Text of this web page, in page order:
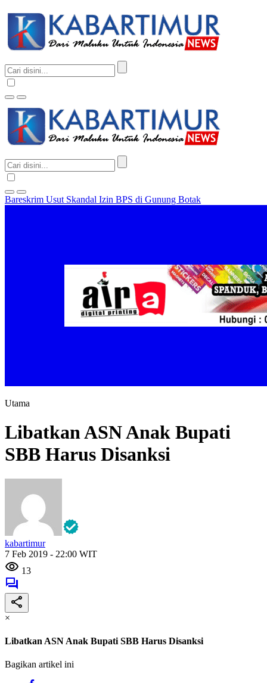
Bareskrim Usut Skandal Izin BPS di Gunung Botak
Utama
Libatkan ASN Anak Bupati
SBB Harus Disanksi
kabartimur
7 Feb 2019 - 22:00 WIT
13
×
Libatkan ASN Anak Bupati SBB Harus Disanksi
Bagikan artikel ini